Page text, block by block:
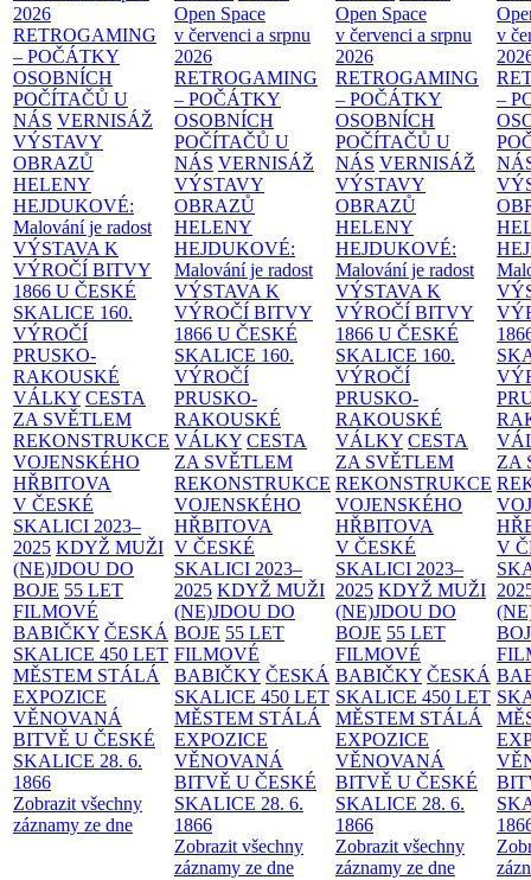
2026
RETROGAMING
– POČÁTKY
OSOBNÍCH
POČÍTAČŮ U
NÁS VERNISÁŽ
VÝSTAVY
OBRAZŮ
HELENY
HEJDUKOVÉ:
Malování je radost
VÝSTAVA K
VÝROČÍ BITVY
1866 U ČESKÉ
SKALICE 160.
VÝROČÍ
PRUSKO-
RAKOUSKÉ
VÁLKY CESTA
ZA SVĚTLEM
REKONSTRUKCE
VOJENSKÉHO
HŘBITOVA
V ČESKÉ
SKALICI 2023–
2025 KDYŽ MUŽI
(NE)JDOU DO
BOJE 55 LET
FILMOVÉ
BABIČKY ČESKÁ
SKALICE 450 LET
MĚSTEM STÁLÁ
EXPOZICE
VĚNOVANÁ
BITVĚ U ČESKÉ
SKALICE 28. 6.
1866
Zobrazit všechny
záznamy ze dne
Open Space
v červenci a srpnu
2026
RETROGAMING
– POČÁTKY
OSOBNÍCH
POČÍTAČŮ U
NÁS VERNISÁŽ
VÝSTAVY
OBRAZŮ
HELENY
HEJDUKOVÉ:
Malování je radost
VÝSTAVA K
VÝROČÍ BITVY
1866 U ČESKÉ
SKALICE 160.
VÝROČÍ
PRUSKO-
RAKOUSKÉ
VÁLKY CESTA
ZA SVĚTLEM
REKONSTRUKCE
VOJENSKÉHO
HŘBITOVA
V ČESKÉ
SKALICI 2023–
2025 KDYŽ MUŽI
(NE)JDOU DO
BOJE 55 LET
FILMOVÉ
BABIČKY ČESKÁ
SKALICE 450 LET
MĚSTEM STÁLÁ
EXPOZICE
VĚNOVANÁ
BITVĚ U ČESKÉ
SKALICE 28. 6.
1866
Zobrazit všechny
záznamy ze dne
Open Space
v červenci a srpnu
2026
RETROGAMING
– POČÁTKY
OSOBNÍCH
POČÍTAČŮ U
NÁS VERNISÁŽ
VÝSTAVY
OBRAZŮ
HELENY
HEJDUKOVÉ:
Malování je radost
VÝSTAVA K
VÝROČÍ BITVY
1866 U ČESKÉ
SKALICE 160.
VÝROČÍ
PRUSKO-
RAKOUSKÉ
VÁLKY CESTA
ZA SVĚTLEM
REKONSTRUKCE
VOJENSKÉHO
HŘBITOVA
V ČESKÉ
SKALICI 2023–
2025 KDYŽ MUŽI
(NE)JDOU DO
BOJE 55 LET
FILMOVÉ
BABIČKY ČESKÁ
SKALICE 450 LET
MĚSTEM STÁLÁ
EXPOZICE
VĚNOVANÁ
BITVĚ U ČESKÉ
SKALICE 28. 6.
1866
Zobrazit všechny
záznamy ze dne
v
–
ZA
V